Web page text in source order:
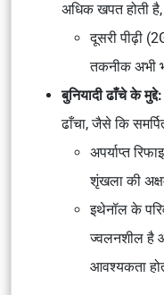
अधिक खपत होती
दूसरी पीढ़ी
तकनीक अभी
बुनियादी ढाँचे के मुद्दे:
ढाँचा, जैसे कि
अपर्याप्त
शृंखला की
इथेनॉल के
ज्वलनशील है
आवश्यकता